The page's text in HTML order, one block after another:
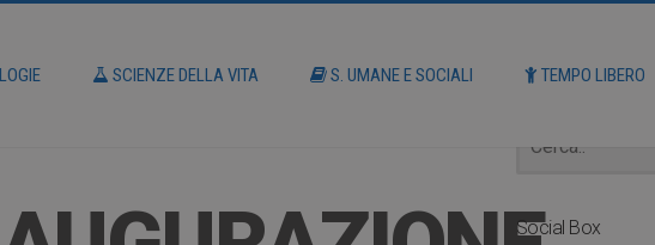
SCIENZE DELLA VITA S. UMANE E SOCIALI TEMPO LIBERO
Social Box